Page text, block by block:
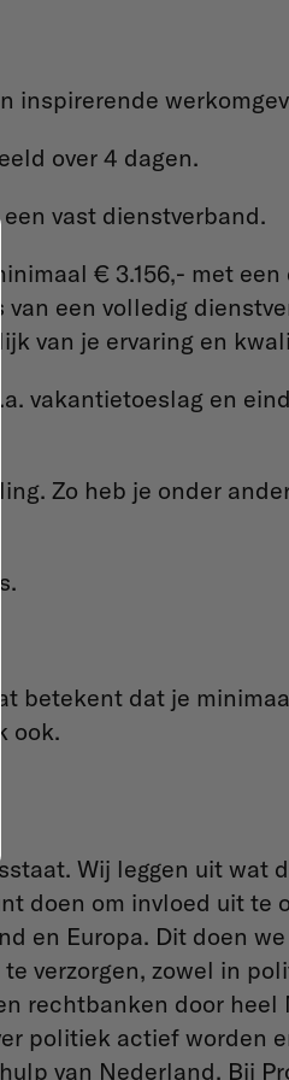
inspirerende
over 4 dagen.
vast dienstverband.
€ 3.156,- met
van een volledig
van je ervaring en
vakantietoeslag en
Zo heb je onder
betekent dat je
ook.
Wij leggen uit wat
doen om invloed uit te
en Europa. Dit doen
verzorgen, zowel in
rechtbanken door heel
politiek actief worden
van Nederland. Bij